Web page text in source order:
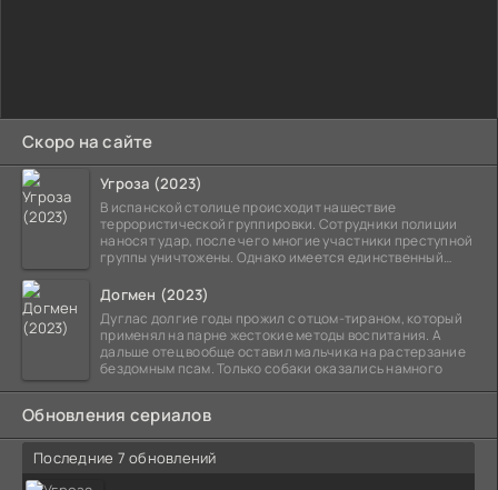
Скоро на сайте
Угроза (2023)
В испанской столице происходит нашествие
террористической группировки. Сотрудники полиции
наносят удар, после чего многие участники преступной
группы уничтожены. Однако имеется единственный
Догмен (2023)
Дуглас долгие годы прожил с отцом-тираном, который
применял на парне жестокие методы воспитания. А
дальше отец вообще оставил мальчика на растерзание
бездомным псам. Только собаки оказались намного
Обновления сериалов
Последние 7 обновлений